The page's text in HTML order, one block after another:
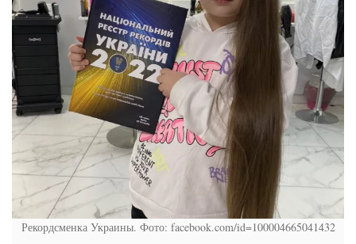
Рекордсменка Украины. Фото: facebook.com/id=100004665041432